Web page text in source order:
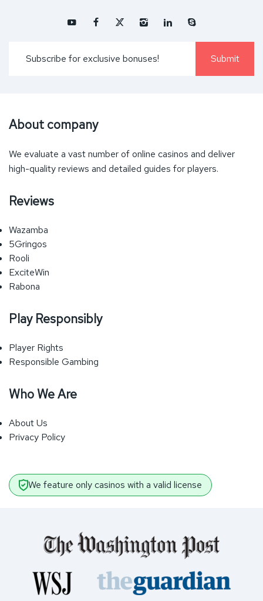
About company
We evaluate a vast number of online casinos and deliver
high-quality reviews and detailed guides for players.
Reviews
Wazamba
5Gringos
Rooli
ExciteWin
Rabona
Play Responsibly
Player Rights
Responsible Gambing
Who We Are
About Us
Privacy Policy
We feature only casinos with a valid license